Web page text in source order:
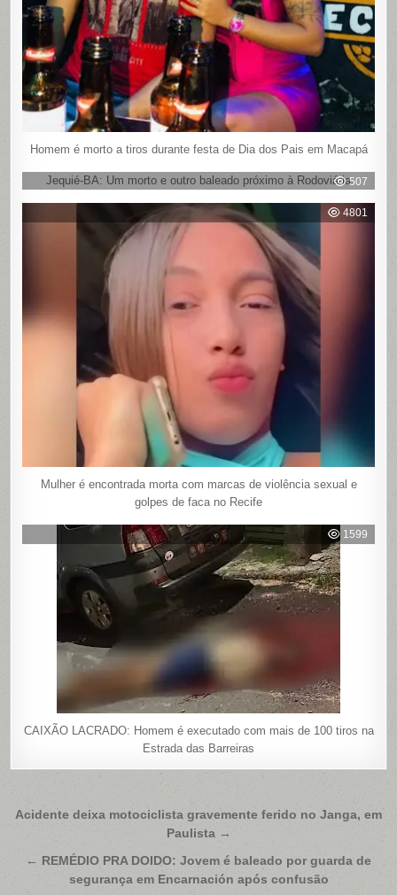
Homem é morto a tiros durante festa de Dia dos Pais em Macapá
507
Jequié-BA: Um morto e outro baleado próximo à Rodoviária
4801
Mulher é encontrada morta com marcas de violência sexual e
golpes de faca no Recife
1599
CAIXÃO LACRADO: Homem é executado com mais de 100 tiros na
Estrada das Barreiras
Navegação
Post
Acidente deixa motociclista gravemente ferido no Janga, em
Paulista →
← REMÉDIO PRA DOIDO: Jovem é baleado por guarda de
segurança em Encarnación após confusão